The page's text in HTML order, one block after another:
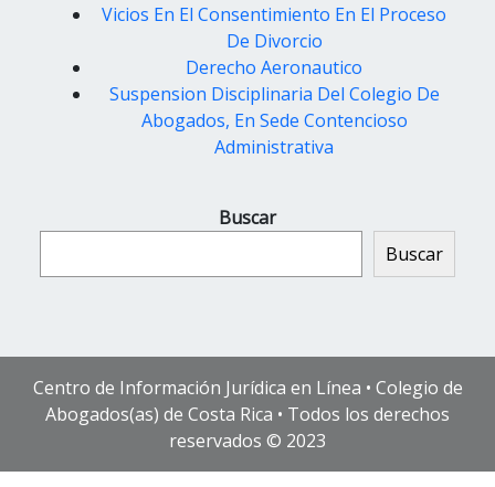
Vicios En El Consentimiento En El Proceso
De Divorcio
Derecho Aeronautico
Suspension Disciplinaria Del Colegio De
Abogados, En Sede Contencioso
Administrativa
Buscar
Buscar
Centro de Información Jurídica en Línea • Colegio de
Abogados(as) de Costa Rica • Todos los derechos
reservados © 2023